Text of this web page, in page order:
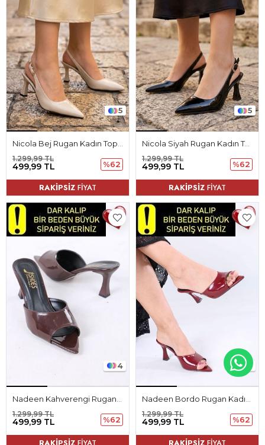
5
499,99 TL
1.299,99 TL
%62
RAKİPSİZ FİYAT
5
Nicola Siyah Rugan Kadın Topuklu Ayakkabı
499,99 TL
1.299,99 TL
%62
RAKİPSİZ FİYAT
4
499,99 TL
1.299,99 TL
%62
RAKİPSİZ FİYAT
4
499,99 TL
1.299,99 TL
%62
RAKİPSİZ FİYAT